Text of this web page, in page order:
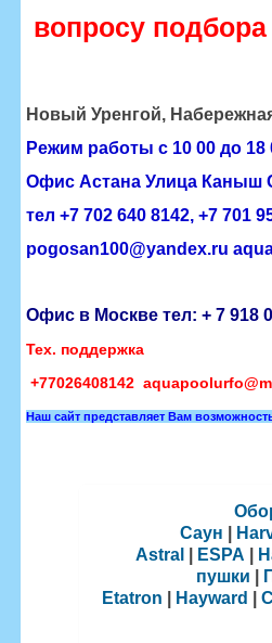
вопросу
Новый Уренгой,
Режим работы с 10 00 до
Офис Астана ​Улица Каныш
тел +7 702 640 8142, ​+7 701
pogosan100@yandex.ru
Офис в Москве тел: + 7 918
Тех. поддержка
+77026408142
Наш сайт представляет Вам
Саун
Astral
ESPA
пушки
Etatron
Hayward |